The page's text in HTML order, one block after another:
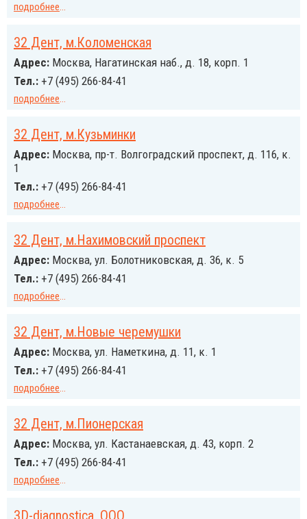
подробнее...
32 Дент, м.Коломенская
Адрес: Москва, Нагатинская наб., д. 18, корп. 1
Тел.: +7 (495) 266-84-41
подробнее...
32 Дент, м.Кузьминки
Адрес: Москва, пр-т. Волгоградский проспект, д. 116, к.
1
Тел.: +7 (495) 266-84-41
подробнее...
32 Дент, м.Нахимовский проспект
Адрес: Москва, ул. Болотниковская, д. 36, к. 5
Тел.: +7 (495) 266-84-41
подробнее...
32 Дент, м.Новые черемушки
Адрес: Москва, ул. Наметкина, д. 11, к. 1
Тел.: +7 (495) 266-84-41
подробнее...
32 Дент, м.Пионерская
Адрес: Москва, ул. Кастанаевская, д. 43, корп. 2
Тел.: +7 (495) 266-84-41
подробнее...
3D-diagnostica, ООО